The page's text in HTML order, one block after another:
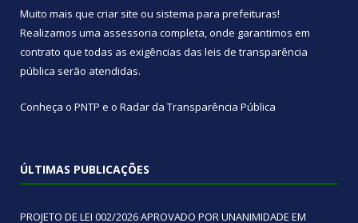
Muito mais que criar site ou sistema para prefeituras!
Realizamos uma assessoria completa, onde garantimos em
contrato que todas as exigências das leis de transparência
pública serão atendidas.
Conheça o PNTP e o Radar da Transparência Pública
ÚLTIMAS PUBLICAÇÕES
PROJETO DE LEI 002/2026 APROVADO POR UNANIMIDADE EM